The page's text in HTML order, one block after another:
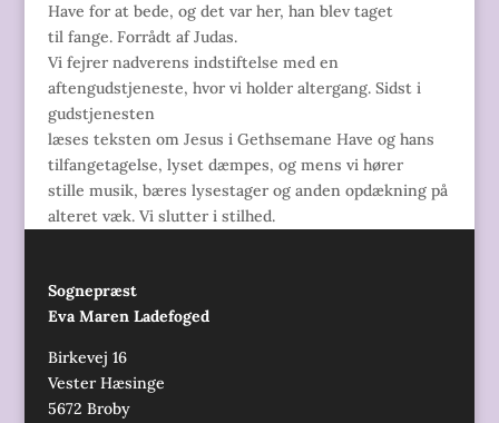
Have for at bede, og det var her, han blev taget
til fange. Forrådt af Judas.
Vi fejrer nadverens indstiftelse med en
aftengudstjeneste, hvor vi holder altergang. Sidst i
gudstjenesten
læses teksten om Jesus i Gethsemane Have og hans
tilfangetagelse, lyset dæmpes, og mens vi hører
stille musik, bæres lysestager og anden opdækning på
alteret væk. Vi slutter i stilhed.
Sognepræst
Eva Maren Ladefoged
Birkevej 16
Vester Hæsinge
5672 Broby